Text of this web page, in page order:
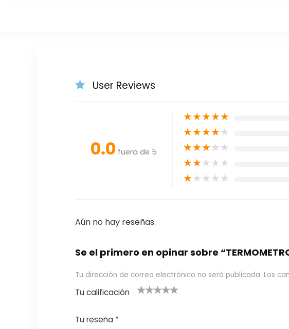
User Reviews
0.0 fuera de 5
★★★★★
★★★★★
★★★★★
★★★★★
★★★★★
Aún no hay reseñas.
Se el primero en opinar sobre
Tu dirección de correo electrónico no será publicada. Los
Tu calificación
Tu reseña *